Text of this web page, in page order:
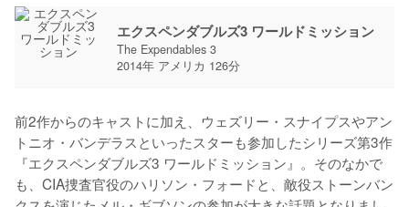
エクスペンダブルズ3 ワールドミッション
The Expendables 3
2014年 アメリカ 126分
前2作からのキャストに加え、ウェズリー・スナイプスやアン
トニオ・バンデラスといったスターも参加したシリーズ第3作
『エクスペンダブルズ3 ワールドミッション』。そのなかで
も、CIA捜査官役のハリソン・フォードと、敵役ストーンバン